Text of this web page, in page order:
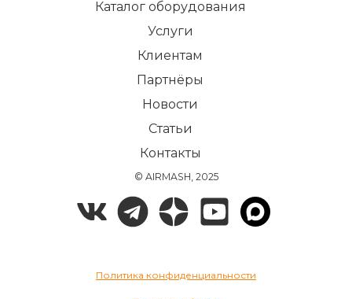
© AIRMASH, 2025
Каталог оборудования
Услуги
Клиентам
Партнёры
Новости
Статьи
Контакты
Политика конфиденциальности